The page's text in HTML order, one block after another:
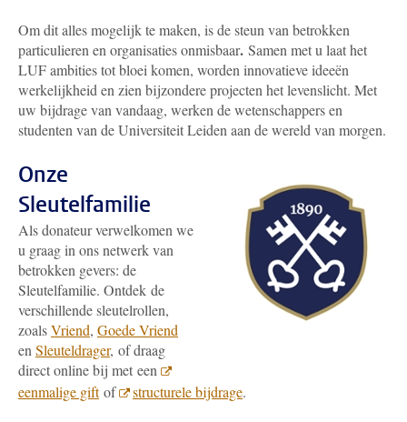
Om dit alles mogelijk te maken, is de steun van betrokken
particulieren en organisaties onmisbaar. Samen met u laat het
LUF ambities tot bloei komen, worden innovatieve ideeën
werkelijkheid en zien bijzondere projecten het levenslicht. Met
uw bijdrage van vandaag, werken de wetenschappers en
studenten van de Universiteit Leiden aan de wereld van morgen.
Onze
Sleutelfamilie
Als donateur verwelkomen we
u graag in ons netwerk van
betrokken gevers: de
Sleutelfamilie. Ontdek de
verschillende sleutelrollen,
zoalsVriend, Goede Vriend
en Sleuteldrager, of draag
direct online bij met een
eenmalige giftof structurele bijdrage.